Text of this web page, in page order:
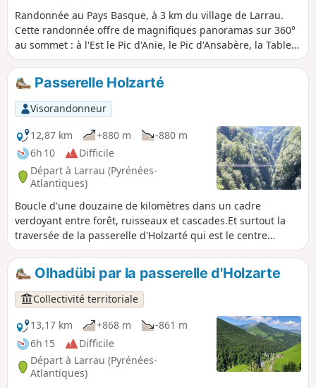
Randonnée au Pays Basque, à 3 km du village de Larrau.
Cette randonnée offre de magnifiques panoramas sur 360°
au sommet : à l'Est le Pic d'Anie, le Pic d'Ansabère, la Table
des Trois Rois etc., à l'Ouest le Pic d'Orhy, au Sud
l'Otchogorria avec ses antennes, et tout près au Sud-Ouest
l'Otchogorrigagna.
Passerelle Holzarté
Visorandonneur
12,87 km
+880 m
-880 m
6h 10
Difficile
Départ à Larrau (Pyrénées-
Atlantiques)
Boucle d'une douzaine de kilomètres dans un cadre
verdoyant entre forêt, ruisseaux et cascades.Et surtout la
traversée de la passerelle d'Holzarté qui est le centre
d'intérêt de cette randonnée assez exigeante. Si c'est trop
physique, vous pouvez faire demi-tour une fois que vous
aurez vu la passerelle.
Olhadübi par la passerelle d'Holzarte
Collectivité territoriale
13,17 km
+868 m
-861 m
6h 15
Difficile
Départ à Larrau (Pyrénées-
Atlantiques)